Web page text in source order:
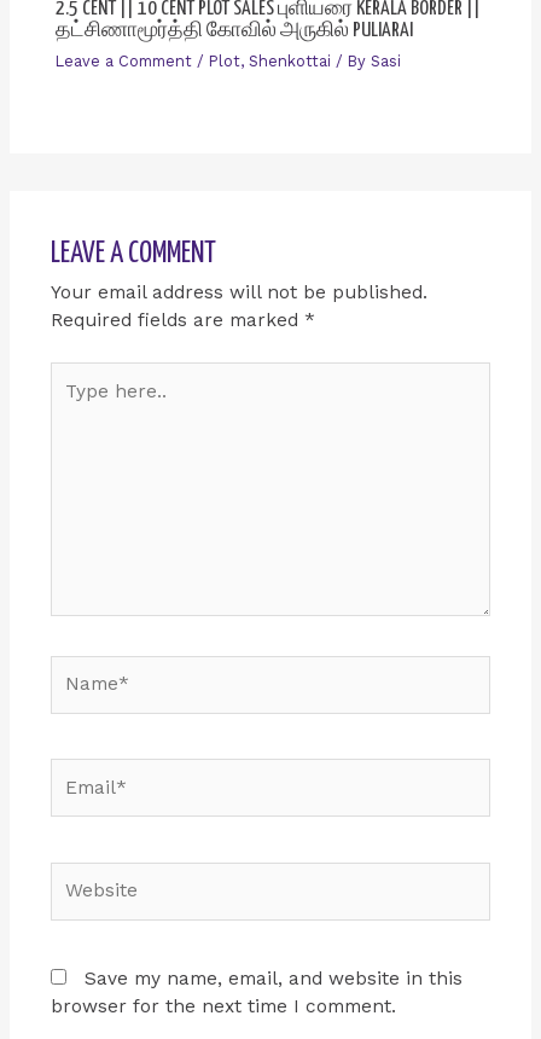
2.5 CENT || 10 CENT PLOT SALES புளியரை KERALA BORDER ||
தட்சிணாமூர்த்தி கோவில் அருகில் PULIARAI
Leave a Comment / Plot, Shenkottai / By Sasi
LEAVE A COMMENT
Your email address will not be published.
Required fields are marked *
here..
Save my name, email, and website in this
browser for the next time I comment.